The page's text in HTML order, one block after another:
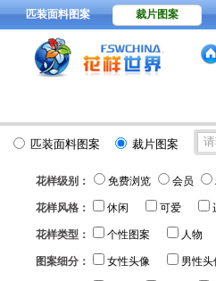
匹装面料图案 裁片图案
匹装面料图案 裁片图案
花样级别： 免费浏览 会员
花样风格： 休闲 可爱
花样类型： 个性图案 人物
图案细分： 女性头像 男性头